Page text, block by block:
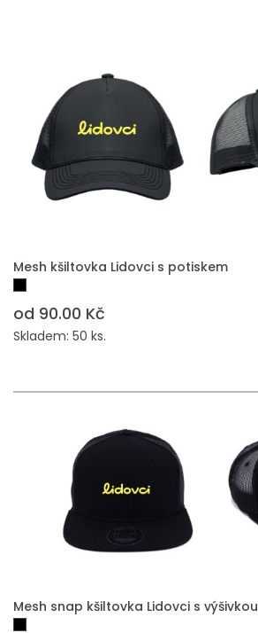
PŘIDAT DO POPTÁVKY
Mesh kšiltovka Lidovci s potiskem
od 90.00 Kč
Skladem: 50 ks.
PŘIDAT DO POPTÁVKY
Mesh snap kšiltovka Lidovci s výšivkou